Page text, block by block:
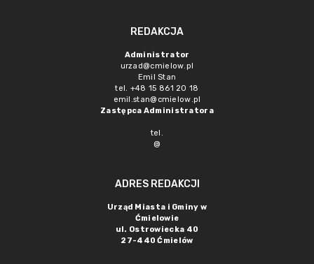
REDAKCJA
Administrator
urzad@cmielow.pl
Emil Stan
tel. +48 15 861 20 18
emil.stan@cmielow.pl
Zastępca Administratora
tel.
@
ADRES REDAKCJI
Urząd Miasta i Gminy w
Ćmielowie
ul. Ostrowiecka 40
27-440 Ćmielów